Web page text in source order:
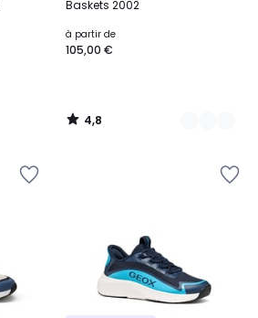
Baskets 2002
à partir de
105,00 €
/ 5
Couleurs
4,8
/